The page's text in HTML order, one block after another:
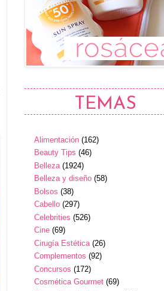
TEMAS
Alimentación (162)
Beauty Tips (46)
Belleza (1924)
Belleza y diseño (58)
Bolsos (38)
Cabello (297)
Celebrities (526)
Cine (69)
Cirugía Estética (26)
Complementos (92)
Concursos (172)
Cosmética Gourmet (69)